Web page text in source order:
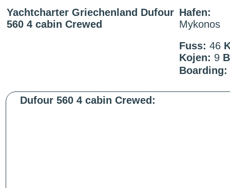
Yachtcharter Griechenland Dufour
560 4 cabin Crewed
Hafen:
Mykonos
Fuss: 46
Kojen: 9
Boarding:
Dufour 560 4 cabin Crewed: